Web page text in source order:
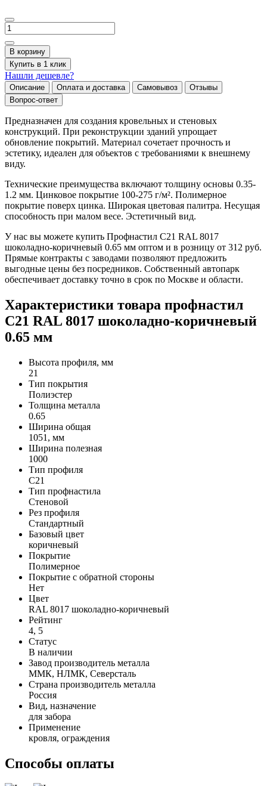
В корзину
Купить в 1 клик
Нашли дешевле?
Описание Оплата и доставка Самовывоз
Отзывы
Вопрос-ответ
Предназначен для создания кровельных и стеновых
конструкций. При реконструкции зданий упрощает
обновление покрытий. Материал сочетает прочность и
эстетику, идеален для объектов с требованиями к внешнему
виду.
Технические преимущества включают толщину основы 0.35-
1.2 мм. Цинковое покрытие 100-275 г/м². Полимерное
покрытие поверх цинка. Широкая цветовая палитра. Несущая
способность при малом весе. Эстетичный вид.
У нас вы можете купить Профнастил С21 RAL 8017
шоколадно-коричневый 0.65 мм оптом и в розницу от 312 руб.
Прямые контракты с заводами позволяют предложить
выгодные цены без посредников. Собственный автопарк
обеспечивает доставку точно в срок по Москве и области.
Характеристики товара профнастил
С21 RAL 8017 шоколадно-коричневый
0.65 мм
Высота профиля, мм
21
Тип покрытия
Полиэстер
Толщина металла
0.65
Ширина общая
1051, мм
Ширина полезная
1000
Тип профиля
С21
Тип профнастила
Стеновой
Рез профиля
Стандартный
Базовый цвет
коричневый
Покрытие
Полимерное
Покрытие с обратной стороны
Нет
Цвет
RAL 8017 шоколадно-коричневый
Рейтинг
4, 5
Статус
В наличии
Завод производитель металла
ММК, НЛМК, Северсталь
Страна производитель металла
Россия
Вид, назначение
для забора
Применение
кровля, ограждения
Способы оплаты